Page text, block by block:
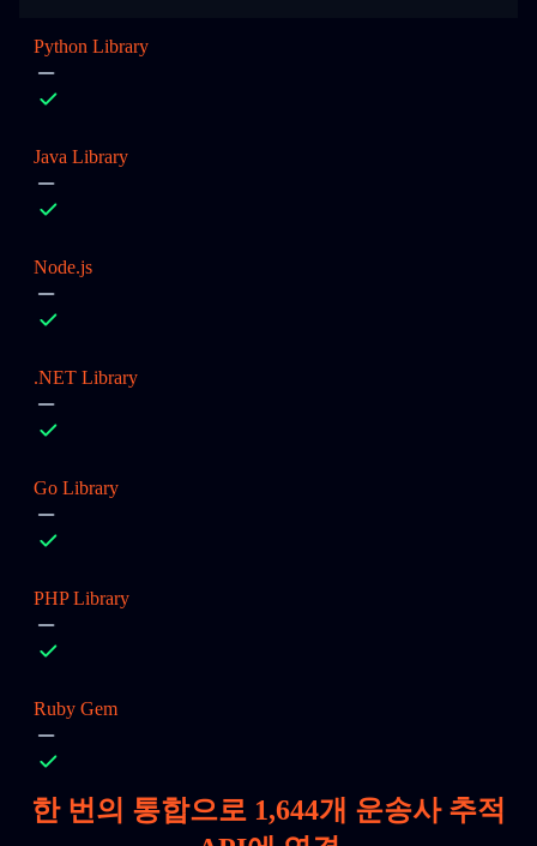
Python Library
Java Library
Node.js
.NET Library
Go Library
PHP Library
Ruby Gem
한 번의 통합으로 1,644개 운송사 추적